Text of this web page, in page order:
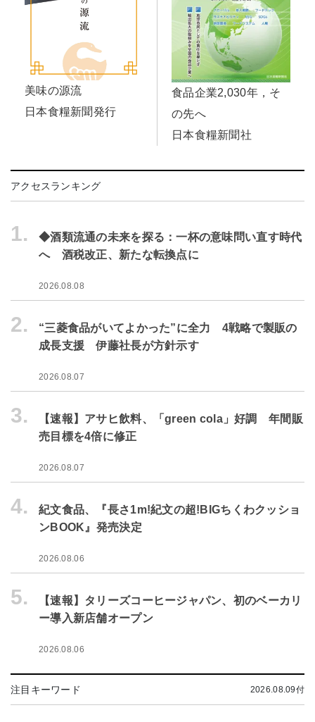
美味の源流
日本食糧新聞発行
食品企業2,030年，そ
の先へ
日本食糧新聞社
アクセスランキング
1.
◆酒類流通の未来を探る：一杯の意味問い直す時代
へ 酒税改正、新たな転換点に
2026.08.08
2.
“三菱食品がいてよかった”に全力 4戦略で製販の
成長支援 伊藤社長が方針示す
2026.08.07
3.
【速報】アサヒ飲料、「green cola」好調 年間販
売目標を4倍に修正
2026.08.07
4.
紀文食品、『長さ1m!紀文の超!BIGちくわクッショ
ンBOOK』発売決定
2026.08.06
5.
【速報】タリーズコーヒージャパン、初のベーカリ
ー導入新店舗オープン
2026.08.06
注目キーワード 2026.08.09付